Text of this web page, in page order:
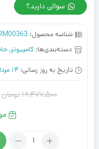
سوالی دارید؟
شناسه محصول:
دسته‌بندی‌ها: کامپیوتر,
تاریخ به روز رسانی: 14 مرداد 1405
16,477,500تومان
تعداد: